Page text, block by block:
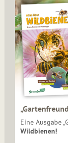
Eine Ausgabe
Wildbienen!